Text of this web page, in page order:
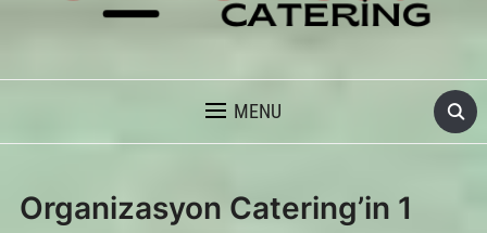
MENU
Organizasyon Catering’in 1